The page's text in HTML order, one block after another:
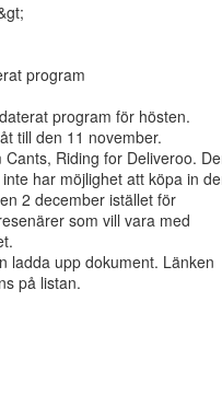
program
program för hösten.
till den 11 november.
Riding for Deliveroo.
har möjlighet att köpa in
2 december istället för
som vill vara med
ladda upp dokument. Länken
på listan.